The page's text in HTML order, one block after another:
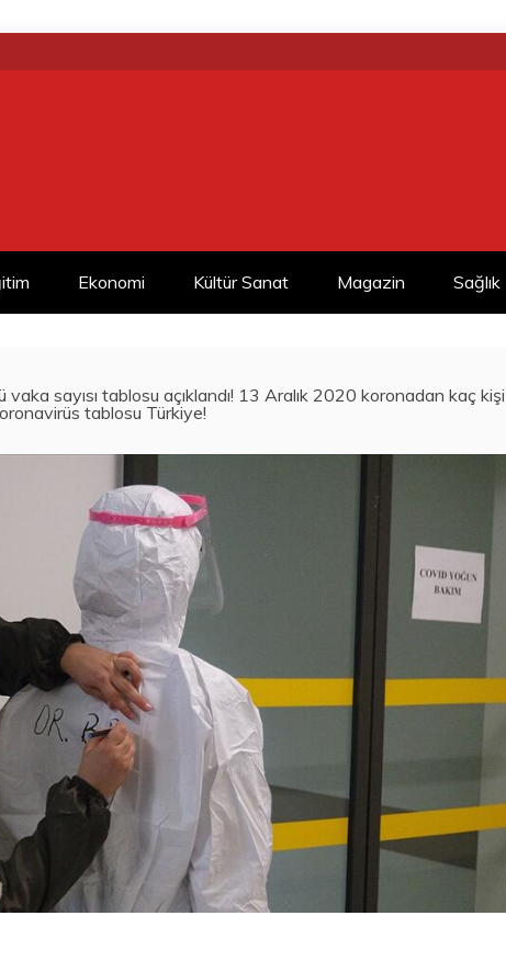
Ekonomi Kültür Sanat Magazin Sağlık
vaka sayısı tablosu açıklandı! 13 Aralık 2020 koronadan kaç kişi
tablosu Türkiye!